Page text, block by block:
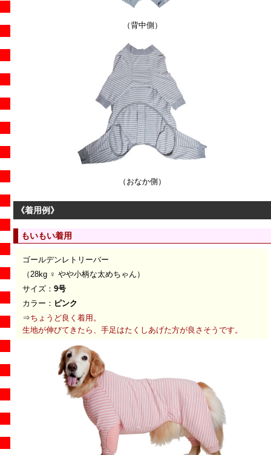
（背中側）
（おなか側）
《着用例》
もいもい着用
ゴールデンレトリーバー
（28kg ♀ やや小柄な太めちゃん）
サイズ： 9号
カラー： ピンク
⇒ちょうど良く着用。
生地が伸びてきたら、手足はたくしあげた方が良さそうです。